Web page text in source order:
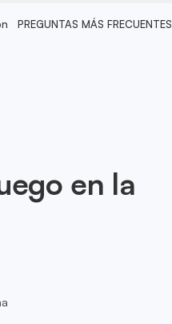
PREGUNTAS MÁS FRECUENTES
en la